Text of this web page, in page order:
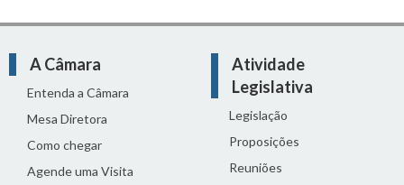
A Câmara
Entenda a Câmara
Mesa Diretora
Como chegar
Agende uma Visita
Atividade
Legislativa
Legislação
Proposições
Reuniões